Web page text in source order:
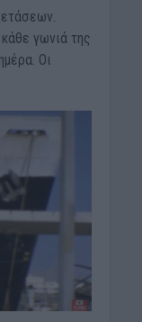
γωνιά της
Οι